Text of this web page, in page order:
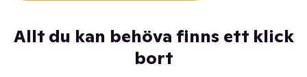
Allt du kan behöva finns ett klick
bort